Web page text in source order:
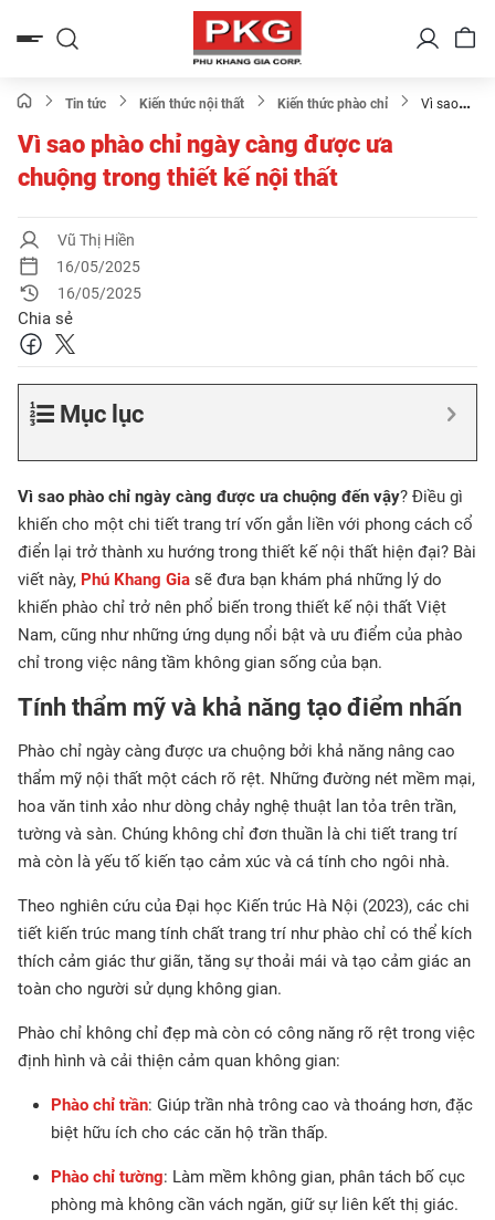
qua
Tin tức Kiến thức nội thất Kiến thức phào chỉ
Vì sao
Vì sao phào chỉ ngày càng được ưa
chuộng trong thiết kế nội thất
Vũ Thị Hiền
16/05/2025
16/05/2025
Chia sẻ
Mục lục
Vì sao phào chỉ ngày càng được ưa chuộng đến vậy? Điều gì
khiến cho một chi tiết trang trí vốn gắn liền với phong cách cổ
điển lại trở thành xu hướng trong thiết kế nội thất hiện đại? Bài
viết này, Phú Khang Gia sẽ đưa bạn khám phá những lý do
khiến phào chỉ trở nên phổ biến trong thiết kế nội thất Việt
Nam, cũng như những ứng dụng nổi bật và ưu điểm của phào
chỉ trong việc nâng tầm không gian sống của bạn.
Tính thẩm mỹ và khả năng tạo điểm nhấn
Phào chỉ ngày càng được ưa chuộng bởi khả năng nâng cao
thẩm mỹ nội thất một cách rõ rệt. Những đường nét mềm mại,
hoa văn tinh xảo như dòng chảy nghệ thuật lan tỏa trên trần,
tường và sàn. Chúng không chỉ đơn thuần là chi tiết trang trí
mà còn là yếu tố kiến tạo cảm xúc và cá tính cho ngôi nhà.
Theo nghiên cứu của Đại học Kiến trúc Hà Nội (2023), các chi
tiết kiến trúc mang tính chất trang trí như phào chỉ có thể kích
thích cảm giác thư giãn, tăng sự thoải mái và tạo cảm giác an
toàn cho người sử dụng không gian.
Phào chỉ không chỉ đẹp mà còn có công năng rõ rệt trong việc
định hình và cải thiện cảm quan không gian:
Phào chỉ trần: Giúp trần nhà trông cao và thoáng hơn, đặc
biệt hữu ích cho các căn hộ trần thấp.
Phào chỉ tường: Làm mềm không gian, phân tách bố cục
phòng mà không cần vách ngăn, giữ sự liên kết thị giác.